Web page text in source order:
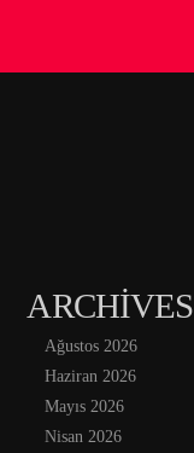
ARCHIVES
Ağustos 2026
Haziran 2026
Mayıs 2026
Nisan 2026